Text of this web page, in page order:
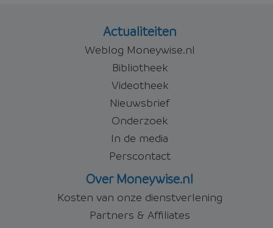
Actualiteiten
Weblog Moneywise.nl
Bibliotheek
Videotheek
Nieuwsbrief
Onderzoek
In de media
Perscontact
Over Moneywise.nl
Kosten van onze dienstverlening
Partners & Affiliates